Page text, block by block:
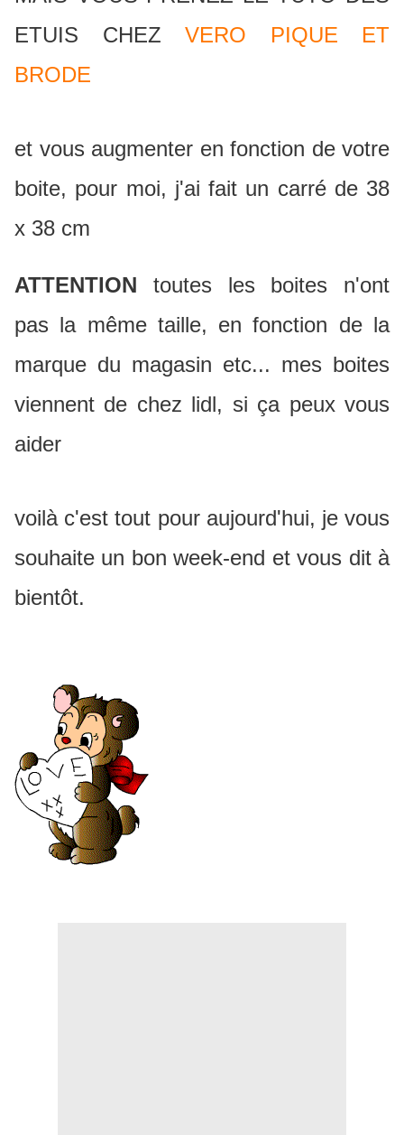
ETUIS CHEZ VERO PIQUE ET
BRODE
et vous augmenter en fonction de votre
boite, pour moi, j'ai fait un carré de 38
x 38 cm
ATTENTION toutes les boites n'ont
pas la même taille, en fonction de la
marque du magasin etc... mes boites
viennent de chez lidl, si ça peux vous
aider
voilà c'est tout pour aujourd'hui, je vous
souhaite un bon week-end et vous dit à
bientôt.